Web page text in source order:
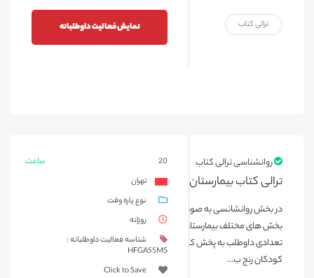
ترالی کتاب نمایش فعالیت داوطلبانه
روانشناسی ترالی کتاب
ترالی کتاب بیمارستان محک
در بخش روانشانسی به صورت هفتگی و در روزهای خاص، ترالی کتاب در
بخش های مختلف بیمارستان که اجازه ورود به آنها وجود دارد، همراه با
تعدادی داوطلب به پخش کتاب برای کودکان می پردازیم، تا ساعاتی
کودکان رنج ب...
ساعت
20
تهران
نوع پاره وقت
روزانه
شناسه فعالیت داوطلبانه :
HFGA55MS
Click to Save